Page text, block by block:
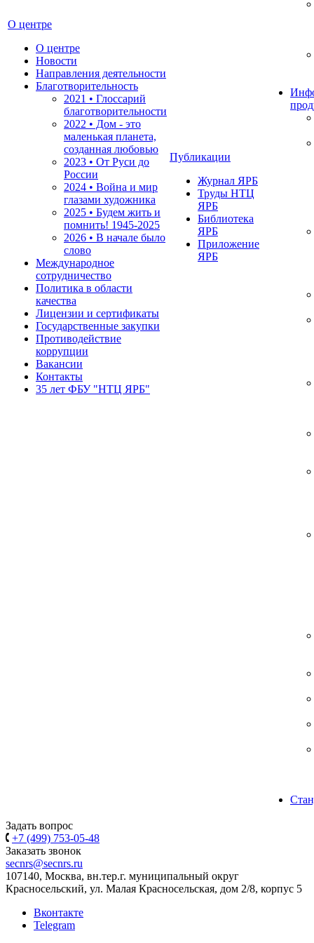
О центре
О центре
Новости
Направления деятельности
Благотворительность
2021 • Глоссарий
благотворительности
2022 • Дом - это
маленькая планета,
созданная любовью
2023 • От Руси до
России
2024 • Война и мир
глазами художника
2025 • Будем жить и
помнить! 1945-2025
2026 • В начале было
слово
Международное
сотрудничество
Политика в области
качества
Лицензии и сертификаты
Государственные закупки
Противодействие
коррупции
Вакансии
Контакты
35 лет ФБУ "НТЦ ЯРБ"
Публикации
Журнал ЯРБ
Труды НТЦ
ЯРБ
Библиотека
ЯРБ
Приложение
ЯРБ
Задать вопрос
+7 (499) 753-05-48
Заказать звонок
secnrs@secnrs.ru
107140, Москва, вн.тер.г. муниципальный округ
Красносельский, ул. Малая Красносельская, дом 2/8, корпус 5
Вконтакте
Telegram